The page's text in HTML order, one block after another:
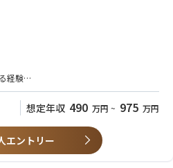
作成
管理
顧客対応
項への対応
改善提案
施策の推進
経験
Officeツールの操作スキル
。ハンズオンで仕事をすることに抵抗の
る方
と異文化理解力
想定年収 490 万円 ~ 975 万円
エントリー